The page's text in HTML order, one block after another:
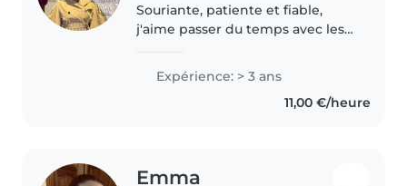
Souriante, patiente et fiable,
j'aime passer du temps avec les
en sécurité tout en s'amusant. Je
suis disponible et motivée pour
Expérience: > 3 ans
11,00 €/heure
Emma